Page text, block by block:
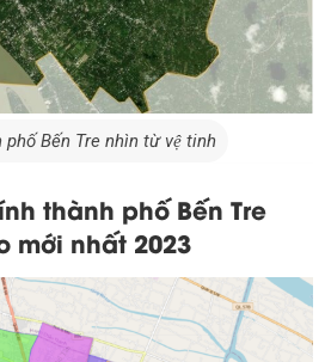
phố Bến Tre nhìn từ vệ tinh
thành phố Bến Tre
mới nhất 2023